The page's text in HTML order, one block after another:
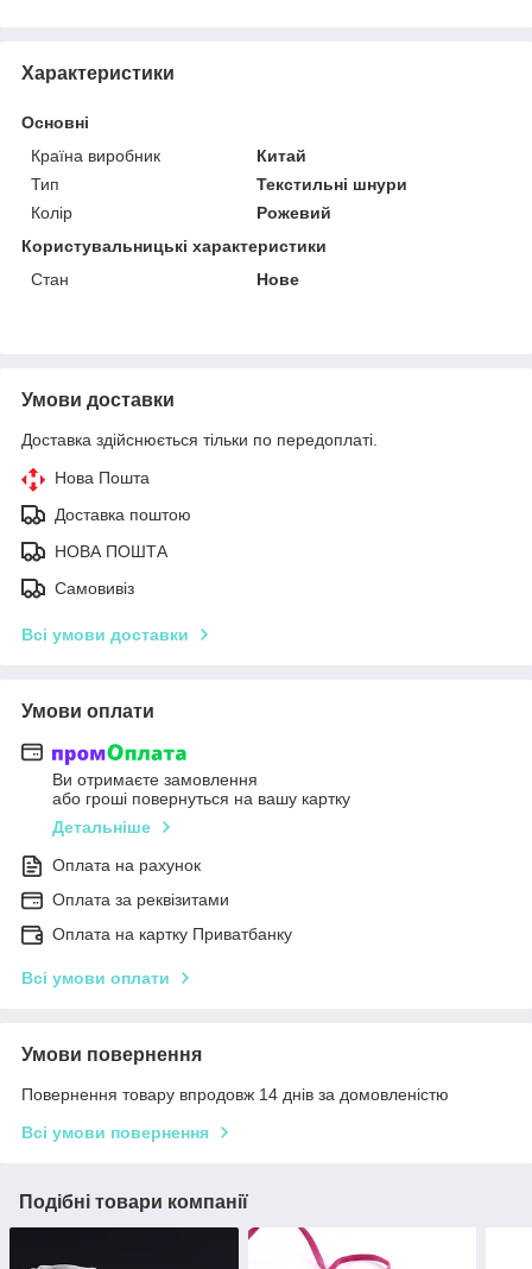
Характеристики
Основні
Країна виробник
Китай
Тип
Текстильні шнури
Колір
Рожевий
Користувальницькі характеристики
Стан
Нове
Умови доставки
Доставка здійснюється тільки по передоплаті.
Нова Пошта
Доставка поштою
НОВА ПОШТА
Самовивіз
Всі умови доставки
Умови оплати
Ви отримаєте замовлення
або гроші повернуться на вашу картку
Детальніше
Оплата на рахунок
Оплата за реквізитами
Оплата на картку Приватбанку
Всі умови оплати
Умови повернення
Повернення товару впродовж 14 днів за домовленістю
Всі умови повернення
Подібні товари компанії